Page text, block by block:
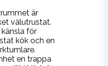
är
välutrustat.
för
kök och en
en trappa